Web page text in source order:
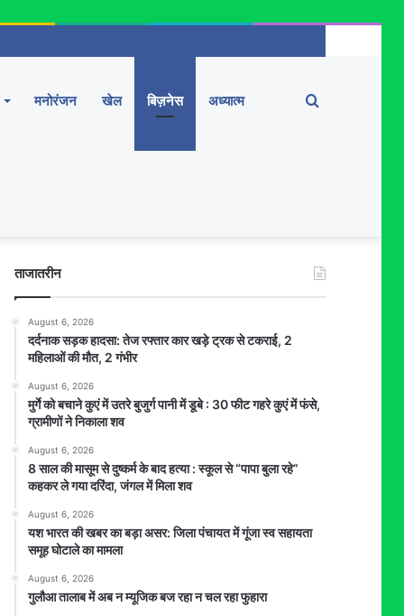
मनोरंजन खेल बिज़नेस अध्यात्म Search
ताजातरीन
August 6, 2026
दर्दनाक सड़क हादसा: तेज रफ्तार कार खड़े ट्रक से टकराई, 2
महिलाओं की मौत, 2 गंभीर
August 6, 2026
मुर्गे को बचाने कुएं में उतरे बुजुर्ग पानी में डूबे : 30 फीट गहरे कुएं में फंसे,
ग्रामीणों ने निकाला शव
August 6, 2026
8 साल की मासूम से दुष्कर्म के बाद हत्या : स्कूल से “पापा बुला रहे”
कहकर ले गया दरिंदा, जंगल में मिला शव
August 6, 2026
यश भारत की खबर का बड़ा असर: जिला पंचायत में गूंजा स्व सहायता
समूह घोटाले का मामला
August 6, 2026
गुलौआ तालाब में अब न म्यूजिक बज रहा न चल रहा फुहारा